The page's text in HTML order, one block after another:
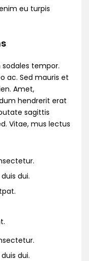
eu turpis
tempor.
ac. Sed mauris et
Amet,
hendrerit erat
sagittis
Vitae, mus lectus
dui.
dui.